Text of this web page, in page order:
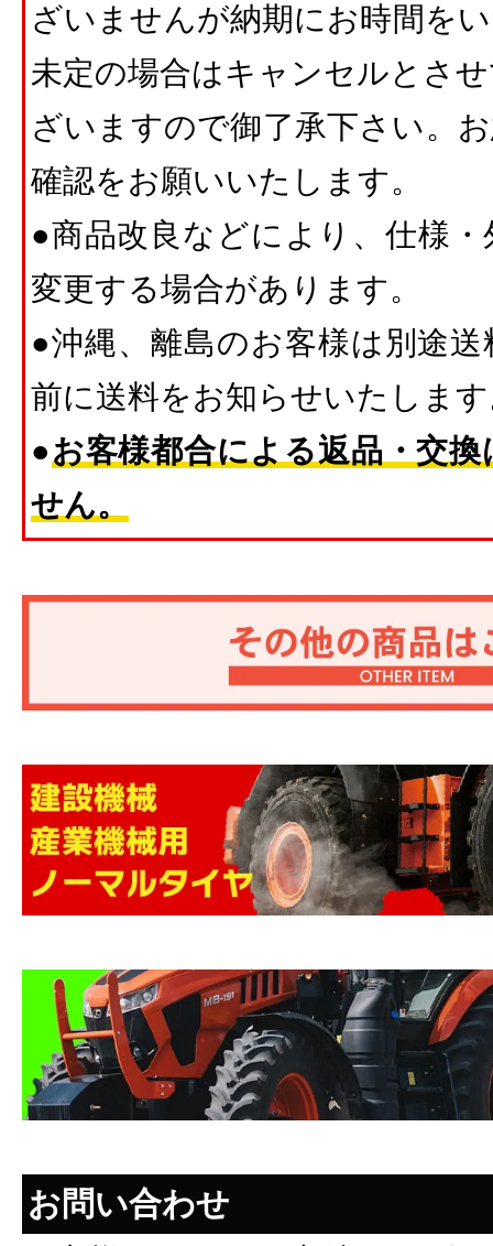
ざいませんが納期にお時間を
未定の場合はキャンセルとさ
ざいますので御了承下さい。
確認をお願いいたします。
●商品改良などにより、仕様
変更する場合があります。
●沖縄、離島のお客様は別途
前に送料をお知らせいたしま
●お客様都合による返品・交
せん。
お問い合わせ